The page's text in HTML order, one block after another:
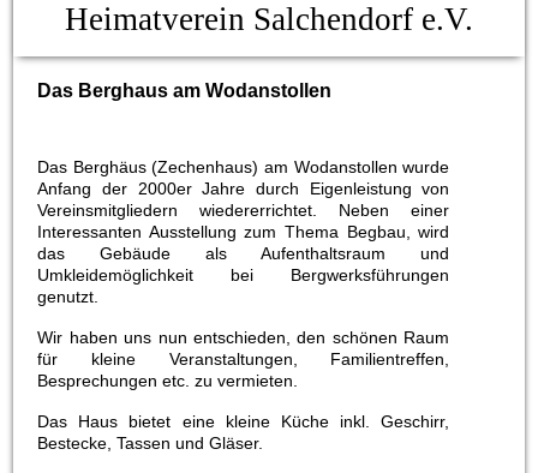
Heimatverein Salchendorf e.V.
Das Berghaus am Wodanstollen
Das Berghäus (Zechenhaus) am Wodanstollen wurde
Anfang der 2000er Jahre durch Eigenleistung von
Vereinsmitgliedern wiedererrichtet. Neben einer
Interessanten Ausstellung zum Thema Begbau, wird
das Gebäude als Aufenthaltsraum und
Umkleidemöglichkeit bei Bergwerksführungen
genutzt.
Wir haben uns nun entschieden, den schönen Raum
für kleine Veranstaltungen, Familientreffen,
Besprechungen etc. zu vermieten.
Das Haus bietet eine kleine Küche inkl. Geschirr,
Bestecke, Tassen und Gläser.